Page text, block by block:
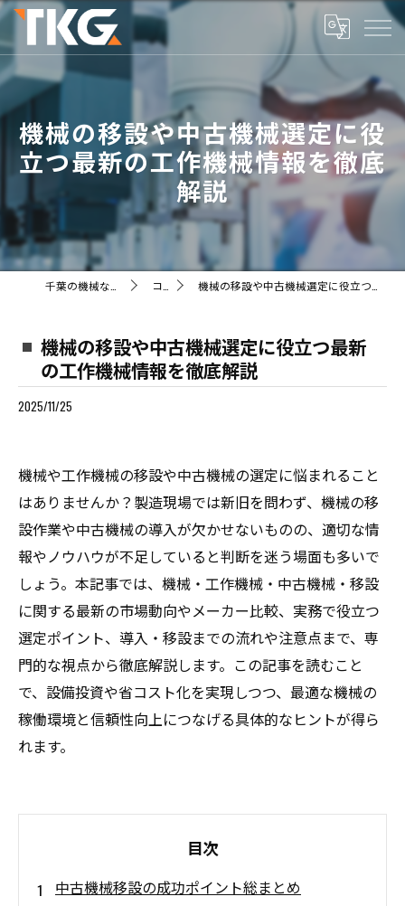
機械の移設や中古機械選定に役
立つ最新の工作機械情報を徹底
解説
コラム 機械の移設や中古機械選定に役立つ最新の工作機械情報を徹底解説
機械の移設や中古機械選定に役立つ最新
の工作機械情報を徹底解説
2025/11/25
機械や工作機械の移設や中古機械の選定に悩まれること
はありませんか？製造現場では新旧を問わず、機械の移
設作業や中古機械の導入が欠かせないものの、適切な情
報やノウハウが不足していると判断を迷う場面も多いで
しょう。本記事では、機械・工作機械・中古機械・移設
に関する最新の市場動向やメーカー比較、実務で役立つ
選定ポイント、導入・移設までの流れや注意点まで、専
門的な視点から徹底解説します。この記事を読むこと
で、設備投資や省コスト化を実現しつつ、最適な機械の
稼働環境と信頼性向上につなげる具体的なヒントが得ら
れます。
目次
中古機械移設の成功ポイント総まとめ